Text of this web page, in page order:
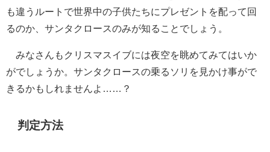
も違うルートで世界中の子供たちにプレゼントを配って回
るのか、サンタクロースのみが知ることでしょう。
みなさんもクリスマスイブには夜空を眺めてみてはいか
がでしょうか。サンタクロースの乗るソリを見かけ事がで
きるかもしれませんよ……？
判定方法